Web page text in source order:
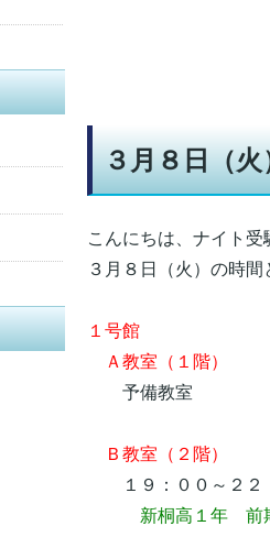
３月８日（
こんにちは、ナイト受
３月８日（火）の時間
１号館
Ａ教室（１階）
予備教室
Ｂ教室（２階）
１９：００～２２
新桐高１年 前